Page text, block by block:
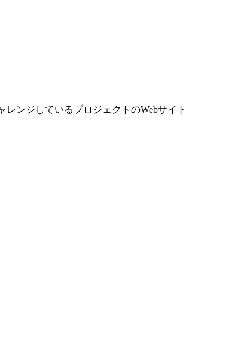
ンジしているプロジェクトのWebサイト